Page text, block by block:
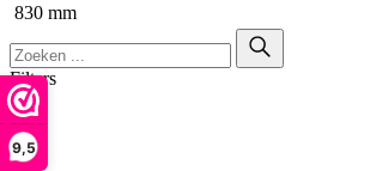
9,5
830 mm
Filters